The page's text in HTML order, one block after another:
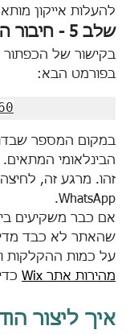
להעלות אייקון
שלב 5 - חיבור הקישור
בקישור של הכפתור
בפורמט הבא:
במקום המספר
הבינלאומי המתאים.
זהו. מרגע זה,
WhatsApp.
אם כבר משקיעים
שהאתר לא כבד מדי,
על כמות ההקלקות
מהירות אתר Wix
איך ליצור